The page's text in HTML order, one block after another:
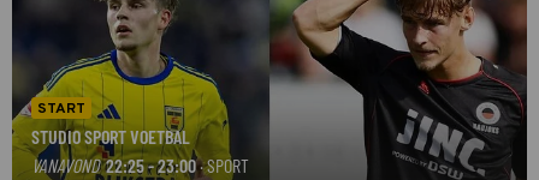
START
STUDIO SPORT VOETBAL
VANAVOND 22:25 - 23:00· SPORT